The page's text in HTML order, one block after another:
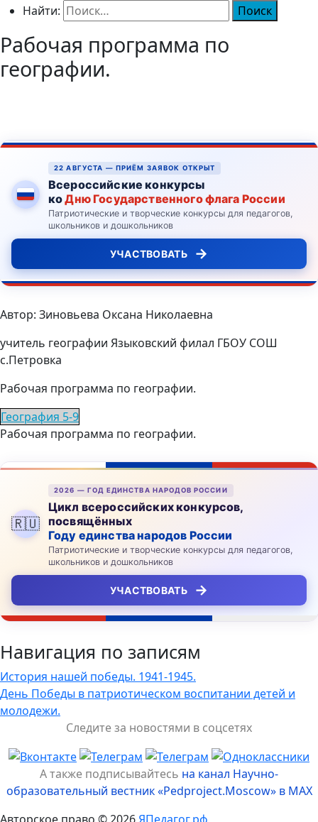
Найти:
Рабочая программа по
географии.
22 АВГУСТА — ПРИЁМ ЗАЯВОК ОТКРЫТ
Всероссийские конкурсы
коДню Государственного флага России
Патриотические и творческие конкурсы для педагогов,
школьников и дошкольников
УЧАСТВОВАТЬ →
Автор: Зиновьева Оксана Николаевна
учитель географии Языковский филал ГБОУ СОШ
с.Петровка
Рабочая программа по географии.
География 5-9
Рабочая программа по географии.
🇷🇺
2026 — ГОД ЕДИНСТВА НАРОДОВ РОССИИ
Цикл всероссийских конкурсов,
посвящённых
Году единства народов России
Патриотические и творческие конкурсы для педагогов,
школьников и дошкольников
УЧАСТВОВАТЬ →
Навигация по записям
История нашей победы. 1941-1945.
День Победы в патриотическом воспитании детей и
молодежи.
Следите за новостями в соцсетях
А также подписывайтесь на канал Научно-
образовательный вестник «Pedproject.Moscow» в MAX